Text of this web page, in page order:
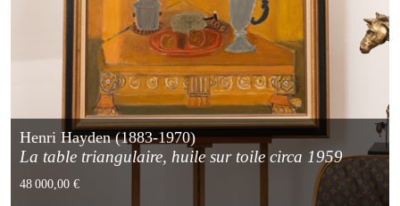
Henri Hayden (1883-1970)
La table triangulaire, huile sur toile circa 1959
48 000,00 €